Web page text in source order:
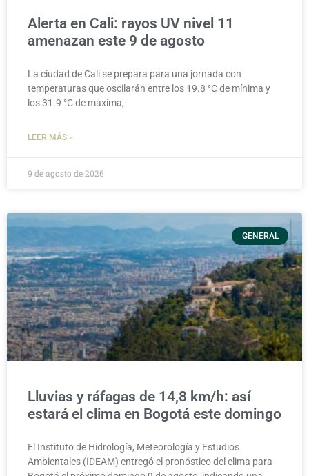
Alerta en Cali: rayos UV nivel 11
amenazan este 9 de agosto
La ciudad de Cali se prepara para una jornada con
temperaturas que oscilarán entre los 19.8 °C de mínima y
los 31.9 °C de máxima,
LEER MÁS »
9 de agosto de 2026
GENERAL
Lluvias y ráfagas de 14,8 km/h: así
estará el clima en Bogotá este domingo
El Instituto de Hidrología, Meteorología y Estudios
Ambientales (IDEAM) entregó el pronóstico del clima para